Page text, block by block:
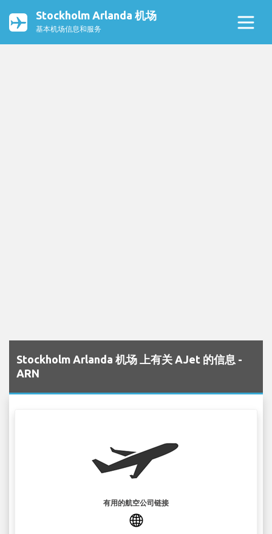
Stockholm Arlanda 机场
基本机场信息和服务
Stockholm Arlanda 机场 上有关 AJet 的信息 -
ARN
有用的航空公司链接